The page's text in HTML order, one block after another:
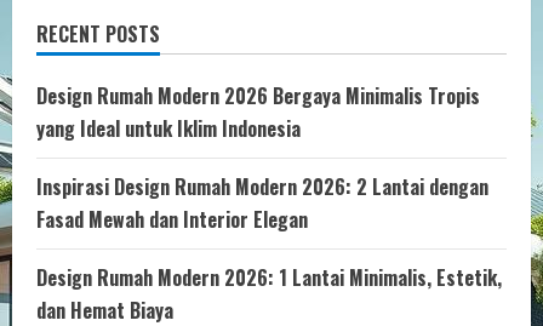
RECENT POSTS
Design Rumah Modern 2026 Bergaya Minimalis Tropis
yang Ideal untuk Iklim Indonesia
Inspirasi Design Rumah Modern 2026: 2 Lantai dengan
Fasad Mewah dan Interior Elegan
Design Rumah Modern 2026: 1 Lantai Minimalis, Estetik,
dan Hemat Biaya